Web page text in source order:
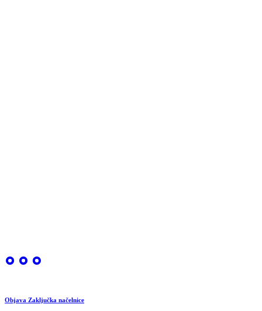
Objava Zaključka načelnice